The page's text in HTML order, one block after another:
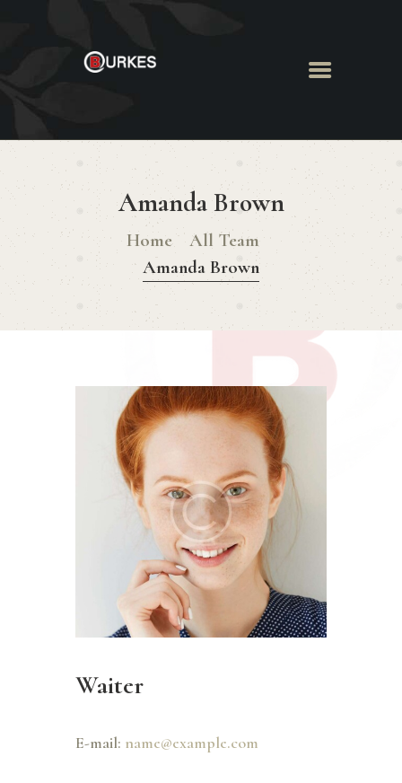
Amanda Brown
Home
All Team
Amanda Brown
HOME
MENU
BOOK FUNCTION
CONTACT US
Waiter
E-mail: name@example.com